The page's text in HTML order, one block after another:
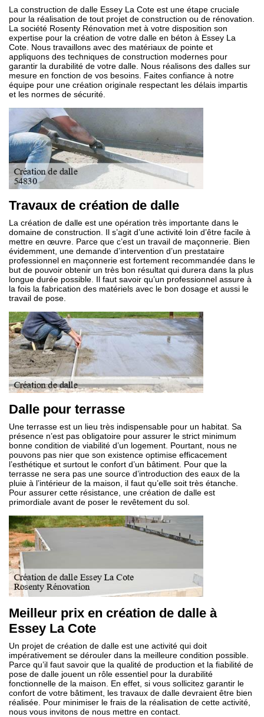
La construction de dalle Essey La Cote est une étape cruciale
pour la réalisation de tout projet de construction ou de rénovation.
La société Rosenty Rénovation met à votre disposition son
expertise pour la création de votre dalle en béton à Essey La
Cote. Nous travaillons avec des matériaux de pointe et
appliquons des techniques de construction modernes pour
garantir la durabilité de votre dalle. Nous réalisons des dalles sur
mesure en fonction de vos besoins. Faites confiance à notre
équipe pour une création originale respectant les délais impartis
et les normes de sécurité.
Travaux de création de dalle
La création de dalle est une opération très importante dans le
domaine de construction. Il s’agit d’une activité loin d’être facile à
mettre en œuvre. Parce que c’est un travail de maçonnerie. Bien
évidemment, une demande d’intervention d’un prestataire
professionnel en maçonnerie est fortement recommandée dans le
but de pouvoir obtenir un très bon résultat qui durera dans la plus
longue durée possible. Il faut savoir qu’un professionnel assure à
la fois la fabrication des matériels avec le bon dosage et aussi le
travail de pose.
Dalle pour terrasse
Une terrasse est un lieu très indispensable pour un habitat. Sa
présence n’est pas obligatoire pour assurer le strict minimum
bonne condition de viabilité d’un logement. Pourtant, nous ne
pouvons pas nier que son existence optimise efficacement
l’esthétique et surtout le confort d’un bâtiment. Pour que la
terrasse ne sera pas une source d’introduction des eaux de la
pluie à l’intérieur de la maison, il faut qu’elle soit très étanche.
Pour assurer cette résistance, une création de dalle est
primordiale avant de poser le revêtement du sol.
Meilleur prix en création de dalle à
Essey La Cote
Un projet de création de dalle est une activité qui doit
impérativement se dérouler dans la meilleure condition possible.
Parce qu’il faut savoir que la qualité de production et la fiabilité de
pose de dalle jouent un rôle essentiel pour la durabilité
fonctionnelle de la maison. En effet, si vous sollicitez garantir le
confort de votre bâtiment, les travaux de dalle devraient être bien
réalisée. Pour minimiser le frais de la réalisation de cette activité,
nous vous invitons de nous mettre en contact.